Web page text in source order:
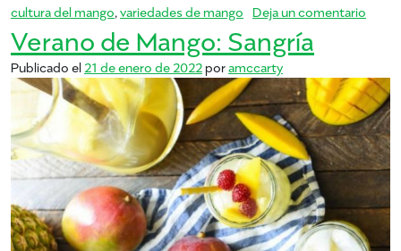
cultura del mango, variedades de mango Deja un comentario
Verano de Mango: Sangría
Publicado el 21 de enero de 2022poramccarty